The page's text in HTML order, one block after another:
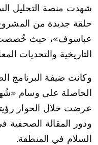
شهدت منصة التحليل
حلقة جديدة من
عباسوف»، حيث خُصصت
التاريخية والتحديات
وكانت ضيفة البرنامج
الحاصلة على وسام
عرضت خلال الحوار
ودور المقالة الصحفية
السلام في المنطقة.